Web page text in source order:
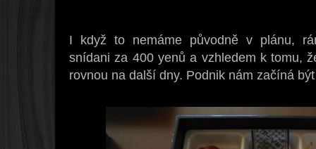
I když to nemáme původně v plánu,
snídani za 400 yenů a vzhledem k tomu,
rovnou na další dny. Podnik nám začíná